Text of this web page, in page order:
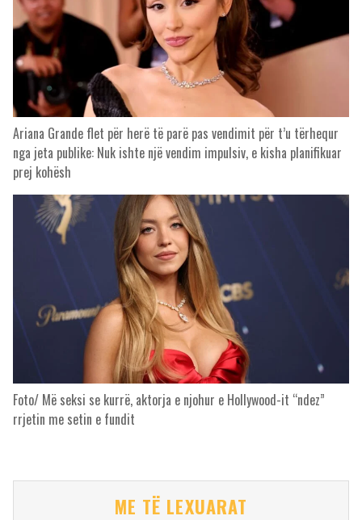
Ariana Grande flet për herë të parë pas vendimit për t’u tërhequr
nga jeta publike: Nuk ishte një vendim impulsiv, e kisha planifikuar
prej kohësh
Foto/ Më seksi se kurrë, aktorja e njohur e Hollywood-it “ndez”
rrjetin me setin e fundit
ME TË LEXUARAT